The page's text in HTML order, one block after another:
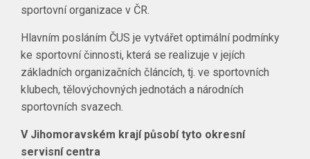
sportovní organizace v ČR.
Hlavním posláním ČUS je vytvářet optimální podmínky
ke sportovní činnosti, která se realizuje v jejích
základních organizačních článcích, tj. ve sportovních
klubech, tělovýchovných jednotách a národních
sportovních svazech.
V Jihomoravském krají působí tyto okresní
servisní centra